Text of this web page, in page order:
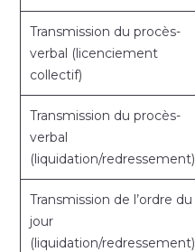
Transmission du procès-
verbal (licenciement
collectif)
Transmission du procès-
verbal
(liquidation/redressement)
Transmission de l’ordre du
jour
(liquidation/redressement)